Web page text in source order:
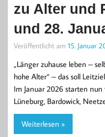
zu Alter und
und 28.
Veröffentlicht am 15. Januar
„Länger zuhause leben –
hohe Alter“ – das soll
Im Januar 2026 starten
Lüneburg, Bardowick,
Weiterlesen »